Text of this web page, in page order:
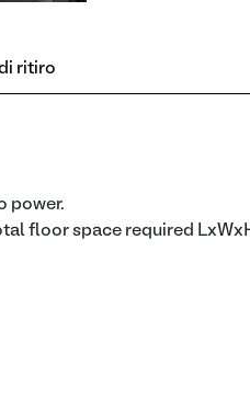
ritiro
power.
floor space required